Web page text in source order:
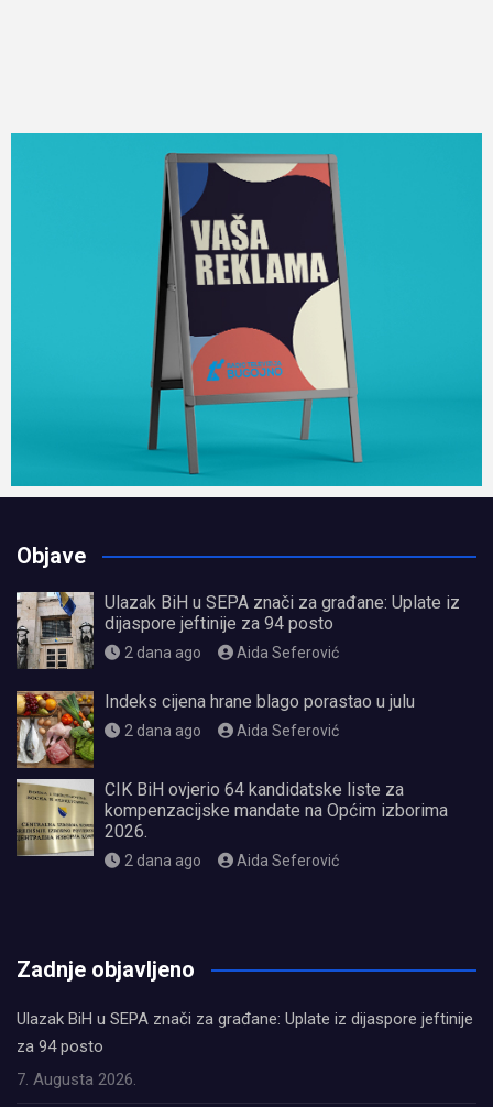
Objave
Ulazak BiH u SEPA znači za građane: Uplate iz
dijaspore jeftinije za 94 posto
2 dana ago Aida Seferović
Indeks cijena hrane blago porastao u julu
2 dana ago Aida Seferović
CIK BiH ovjerio 64 kandidatske liste za
kompenzacijske mandate na Općim izborima
2026.
2 dana ago Aida Seferović
Zadnje objavljeno
Ulazak BiH u SEPA znači za građane: Uplate iz dijaspore jeftinije
za 94 posto
7. Augusta 2026.